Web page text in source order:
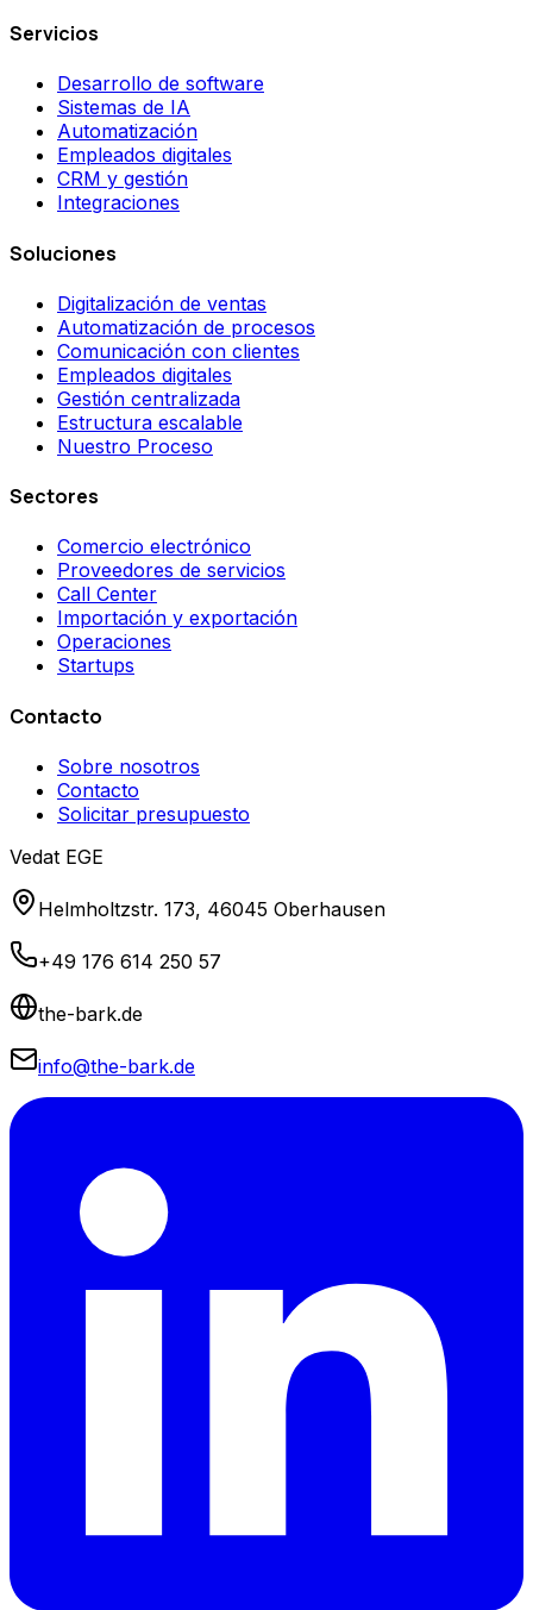
Servicios
Desarrollo de software
Sistemas de IA
Automatización
Empleados digitales
CRM y gestión
Integraciones
Soluciones
Digitalización de ventas
Automatización de procesos
Comunicación con clientes
Empleados digitales
Gestión centralizada
Estructura escalable
Nuestro Proceso
Sectores
Comercio electrónico
Proveedores de servicios
Call Center
Importación y exportación
Operaciones
Startups
Contacto
Sobre nosotros
Contacto
Solicitar presupuesto
Vedat EGE
Helmholtzstr. 173, 46045 Oberhausen
+49 176 614 250 57
the-bark.de
info@the-bark.de